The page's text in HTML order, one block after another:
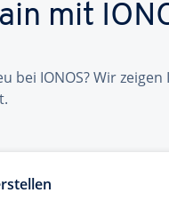
mit
bei IONOS? Wir zeigen